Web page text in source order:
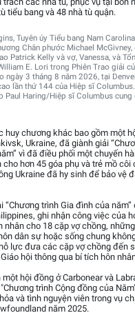
tiểu bang và 48 nhà tù quận.
Tuyên úy Tiểu bang Nam
Chân phước Michael McGivney,
Patrick Kelly và vợ, Vanessa, và
E. Lori trong Phiên Trao giải
ngày 3 tháng 8 năm 2026, tại
lần thứ 144 của Hiệp sĩ
Paul Haring/Hiệp sĩ Columbus cung
huy chương khác bao gồm một
Ukraine, đã giành giải
vì đã điều phối một chuyến
cho hơn 45 góa phụ và trẻ mồ côi
Ukraine đã hy sinh để bảo vệ
“Chương trình Gia đình của năm”
ghi nhận công việc của
nhân cho 18 cặp vợ chồng,
dân sự hoặc sống chung
lực đưa các cặp vợ chồng đến
hội thông qua bí tích hôn
hội đồng ở Carbonear và
trình Cộng đồng của
và tình nguyện viên trong vụ
năm 2025.